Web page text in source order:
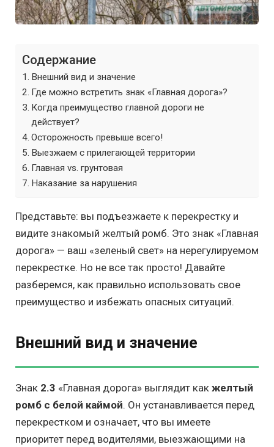
Содержание
Внешний вид и значение
Где можно встретить знак «Главная дорога»?
Когда преимущество главной дороги не
действует?
Осторожность превыше всего!
Выезжаем с прилегающей территории
Главная vs. грунтовая
Наказание за нарушения
Представьте: вы подъезжаете к перекрестку и
видите знакомый желтый ромб. Это знак «Главная
дорога» — ваш «зеленый свет» на нерегулируемом
перекрестке. Но не все так просто! Давайте
разберемся, как правильно использовать свое
преимущество и избежать опасных ситуаций.
Внешний вид и значение
Знак 2.3 «Главная дорога» выглядит как желтый
ромб с белой каймой. Он устанавливается перед
перекрестком и означает, что вы имеете
приоритет перед водителями, выезжающими на